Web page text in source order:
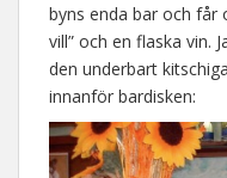
byns enda bar och får
vill” och en flaska vin.
den underbart
innanför bardisken: